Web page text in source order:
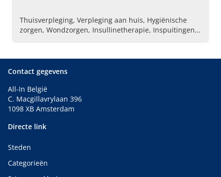
Thuisverpleging, Verpleging aan huis, Hygiënische
zorgen, Wondzorgen, Insullinetherapie, Inspuitingen,
Contact gegevens
All-In België
C. Macgillavrylaan 396
1098 XB Amsterdam
Directe link
Steden
Categorieën